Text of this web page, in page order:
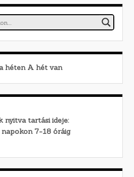
héten Ahét van
nyitva tartási ideje:
7-18 óráig